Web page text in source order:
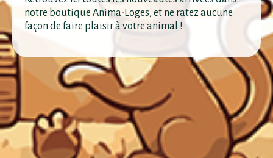
notre boutique Anima-Loges, et ne ratez aucune
façon de faire plaisir à votre animal !